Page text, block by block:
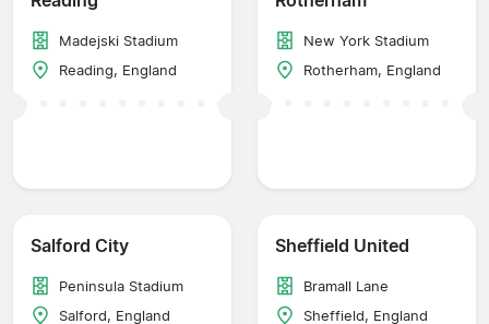
Madejski Stadium
Reading, England
New York Stadium
Rotherham, England
Salford City
Peninsula Stadium
Salford, England
Sheffield United
Bramall Lane
Sheffield, England